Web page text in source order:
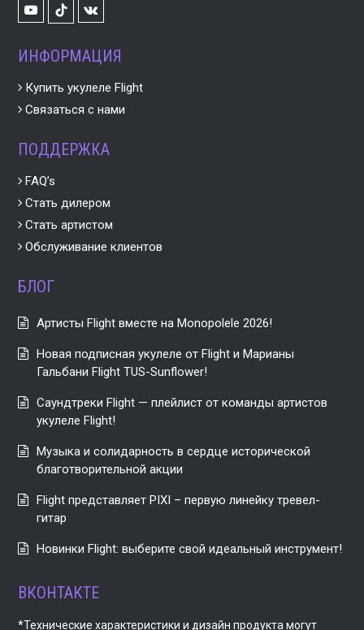
YoutubeTikTok
VK
ИНФОРМАЦИЯ
Купить укулеле Flight
Связаться с нами
ПОДДЕРЖКА
FAQ’s
Стать дилером
Стать артистом
Обслуживание клиентов
БЛОГ
Артисты Flight вместе на Monopolele 2026!
Новая подписная укулеле от Flight и Марианы
Гальбани Flight TUS-Sunflower!
Саундтреки Flight — плейлист от команды артистов
укулеле Flight!
Музыка и солидарность в сердце исторической
благотворительной акции
Flight представляет PIXI – первую линейку тревел-
гитар
Новинки Flight: выберите свой идеальный инструмент!
ВКОНТАКТЕ
*Технические характеристики и дизайн продукта могут